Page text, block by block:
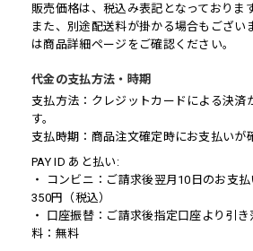
販売価格は、税込み表記となっております
また、別途配送料が掛かる場合もござい
は商品詳細ページをご確認ください。
代金の支払方法・時期
支払方法：クレジットカードによる決済
す。
支払時期：商品注文確定時にお支払いが
PAY ID あと払い:
・ コンビニ：ご請求後翌月10日のお支
350円（税込）
・ 口座振替：ご請求後指定口座より引
料：無料